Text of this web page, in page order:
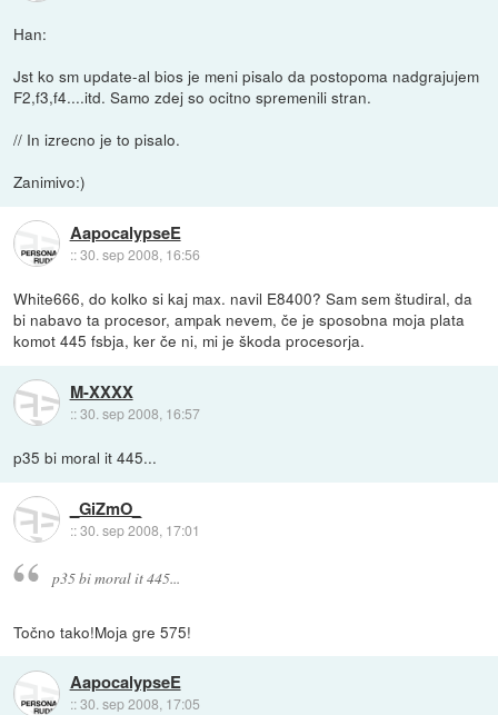
Han:
Jst ko sm update-al bios je meni pisalo da postopoma nadgrajujem
F2,f3,f4....itd. Samo zdej so ocitno spremenili stran.
// In izrecno je to pisalo.
Zanimivo:)
AapocalypseE
::30. sep 2008, 16:56
White666, do kolko si kaj max. navil E8400? Sam sem študiral, da
bi nabavo ta procesor, ampak nevem, če je sposobna moja plata
komot 445 fsbja, ker če ni, mi je škoda procesorja.
M-XXXX
::30. sep 2008, 16:57
p35 bi moral it 445...
_GiZmO_
::30. sep 2008, 17:01
p35 bi moral it 445...
Točno tako!Moja gre 575!
AapocalypseE
::30. sep 2008, 17:05